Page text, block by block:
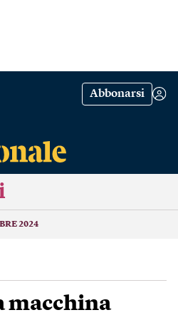
Abbonarsi
2024
macchina